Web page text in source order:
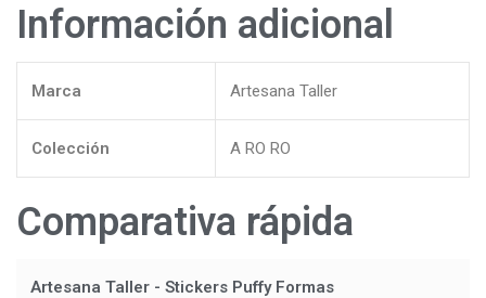
Información adicional
Marca Artesana Taller
Colección A RO RO
Comparativa rápida
Artesana Taller - Stickers Puffy Formas